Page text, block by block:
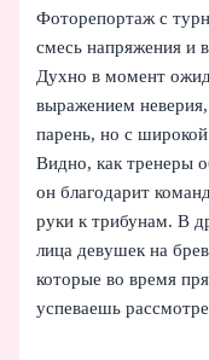
Фоторепортаж с
смесь напряжения и
Духно в момент
выражением
парень, но с
Видно, как тренеры
он благодарит
руки к трибунам. В
лица девушек на
которые во время
успеваешь